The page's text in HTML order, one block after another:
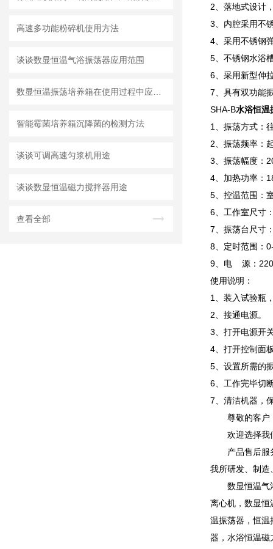
高速多功能粉碎机使用方法
谈谈数显恒温气浴振荡器应用范围
智能霉菌培养箱沉降菌的检测方法
谈谈可调高速匀浆机用途
谈谈数显恒温磁力搅拌器用途
查看全部
2、落地式设计
3、内腔采用不
4、采用不锈钢
5、不锈钢水浴
6、采用新型伸
7、具有双功能
SHA-B水浴恒温
1、振荡方式：
2、振荡频率：
3、振荡幅度：
4、加热功率：
5、控温范围：
6、工作室尺寸
7、振荡台尺寸
8、定时范围：
9、电 源：
使用说明：
1、装入试验瓶
2、接通电源。
3、打开电源开
4、打开控制面
5、设置所需的
6、工作完毕切
7、清洁机器，
尊敬的客户
欢迎选择我
产品售后服
我所研发、制造
数显恒温气
离心机，数显恒
温振荡器，恒温
器，水浴恒温磁